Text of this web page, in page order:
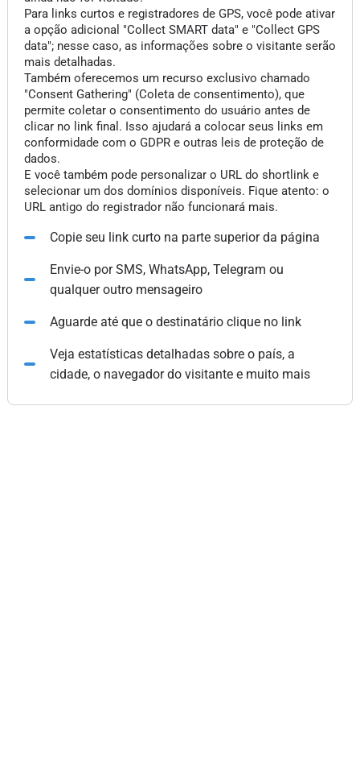
Para links curtos e registradores de GPS, você pode ativar
a opção adicional "Collect SMART data" e "Collect GPS
data"; nesse caso, as informações sobre o visitante serão
mais detalhadas.
Também oferecemos um recurso exclusivo chamado
"Consent Gathering" (Coleta de consentimento), que
permite coletar o consentimento do usuário antes de
clicar no link final. Isso ajudará a colocar seus links em
conformidade com o GDPR e outras leis de proteção de
dados.
E você também pode personalizar o URL do shortlink e
selecionar um dos domínios disponíveis. Fique atento: o
URL antigo do registrador não funcionará mais.
Copie seu link curto na parte superior da página
Envie-o por SMS, WhatsApp, Telegram ou
qualquer outro mensageiro
Aguarde até que o destinatário clique no link
Veja estatísticas detalhadas sobre o país, a
cidade, o navegador do visitante e muito mais